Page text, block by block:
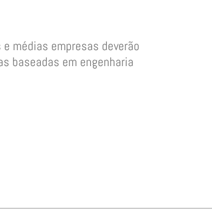
médias empresas deverão
baseadas em engenharia